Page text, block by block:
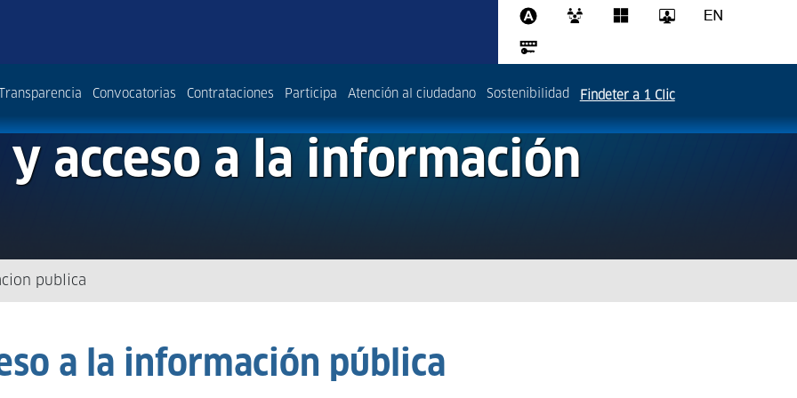
Transparencia Convocatorias Contrataciones Participa Atención al ciudadano Sostenibilidad Findeter a 1 Clic
acceso a la información
publica
a la información pública